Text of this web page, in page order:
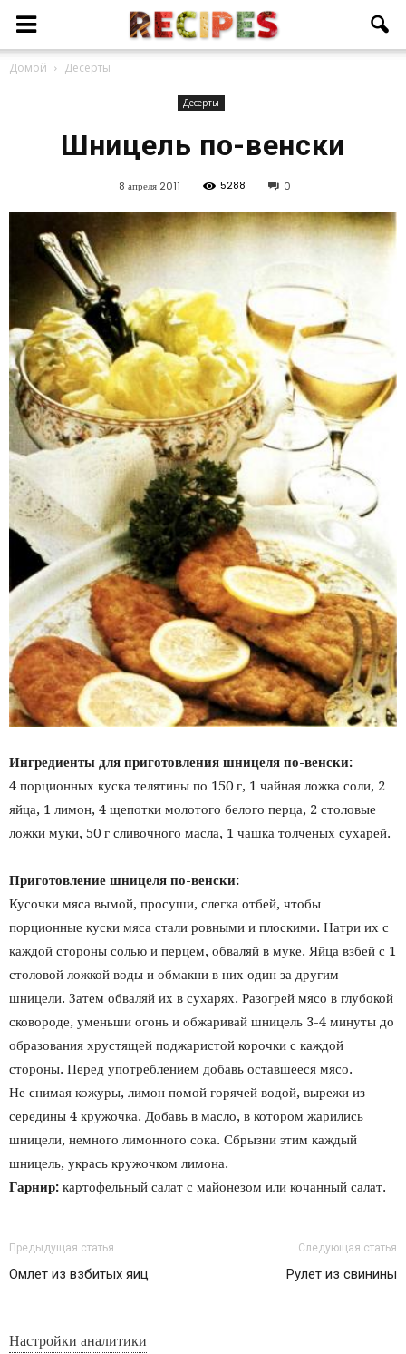
Домой Десерты
Десерты
Шницель по-венски
8 апреля 2011 5288 0
Ингредиенты для приготовления шницеля по-венски:
4 порционных куска телятины по 150 г, 1 чайная ложка соли, 2
яйца, 1 лимон, 4 щепотки молотого белого перца, 2 столовые
ложки муки, 50 г сливочного масла, 1 чашка толченых сухарей.
Приготовление шницеля по-венски:
Кусочки мяса вымой, просуши, слегка отбей, чтобы
порционные куски мяса стали ровными и плоскими. Натри их с
каждой стороны солью и перцем, обваляй в муке. Яйца взбей с 1
столовой ложкой воды и обмакни в них один за другим
шницели. Затем обваляй их в сухарях. Разогрей мясо в глубокой
сковороде, уменьши огонь и обжаривай шницель 3-4 минуты до
образования хрустящей поджаристой корочки с каждой
стороны. Перед употреблением добавь оставшееся мясо.
Не снимая кожуры, лимон помой горячей водой, вырежи из
середины 4 кружочка. Добавь в масло, в котором жарились
шницели, немного лимонного сока. Сбрызни этим каждый
шницель, укрась кружочком лимона.
Гарнир: картофельный салат с майонезом или кочанный салат.
Предыдущая статья
Омлет из взбитых яиц
Следующая статья
Рулет из свинины
Настройки аналитики